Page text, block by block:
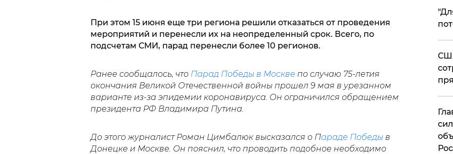
При этом 15 июня еще три региона решили отказаться от проведения
мероприятий и перенесли их на неопределенный срок. Всего, по
подсчетам СМИ, парад перенесли более 10 регионов.
Ранее сообщалось, что Парад Победы в Москве по случаю 75-летия
окончания Великой Отечественной войны прошел 9 мая в урезанном
варианте из-за эпидемии коронавируса. Он ограничился обращением
президента РФ Владимира Путина.
До этого журналист Роман Цимбалюк высказался о Параде Победыв
Донецке и Москве. Он пояснил, что проводить подобное необходимо